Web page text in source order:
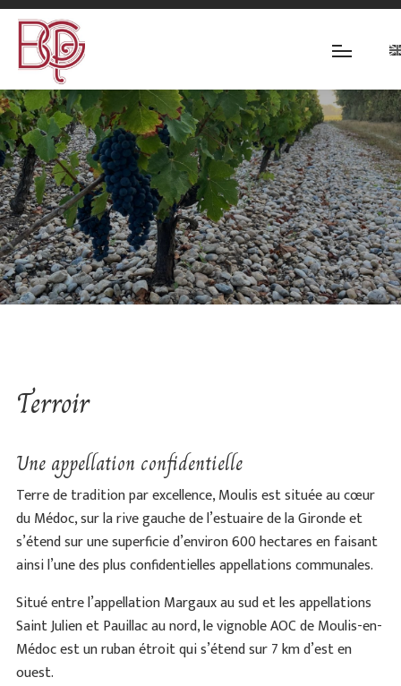
Terroir
Une appellation confidentielle
Terre de tradition par excellence, Moulis est située au cœur
du Médoc, sur la rive gauche de l’estuaire de la Gironde et
s’étend sur une superficie d’environ 600 hectares en faisant
ainsi l’une des plus confidentielles appellations communales.
Situé entre l’appellation Margaux au sud et les appellations
Saint Julien et Pauillac au nord, le vignoble AOC de Moulis-en-
Médoc est un ruban étroit qui s’étend sur 7 km d’est en
ouest.